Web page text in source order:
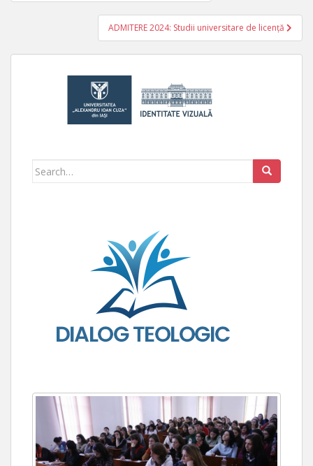
ADMITERE 2024: Studii universitare de licență
Search for: